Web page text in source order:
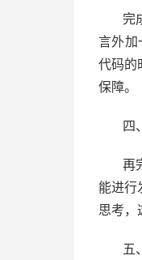
完
言外加
代码的
保障。
四
再
能进行
思考，
五